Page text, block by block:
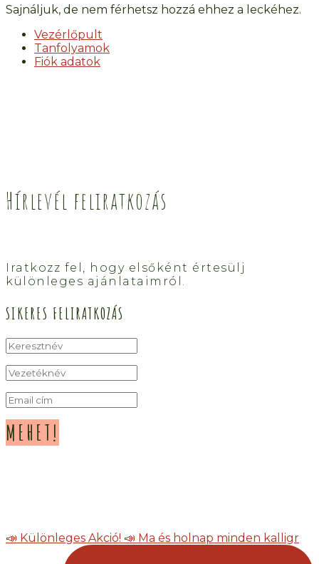
Sajnáljuk, de nem férhetsz hozzá ehhez a leckéhez.
Vezérlőpult
Tanfolyamok
Fiók adatok
Hírlevél feliratkozás
Iratkozz fel, hogy elsőként értesülj
különleges ajánlataimról.
SIKERES FELIRATKOZÁS
MEHET!
📣 Különleges Akció! 📣 Ma és holnap minden kalligr